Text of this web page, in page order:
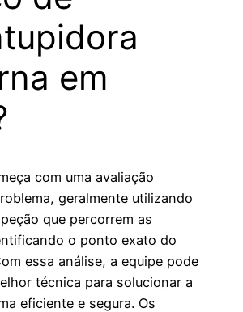
em
com uma avaliação
geralmente utilizando
que percorrem as
o ponto exato do
essa análise, a equipe pode
técnica para solucionar a
eficiente e segura. Os